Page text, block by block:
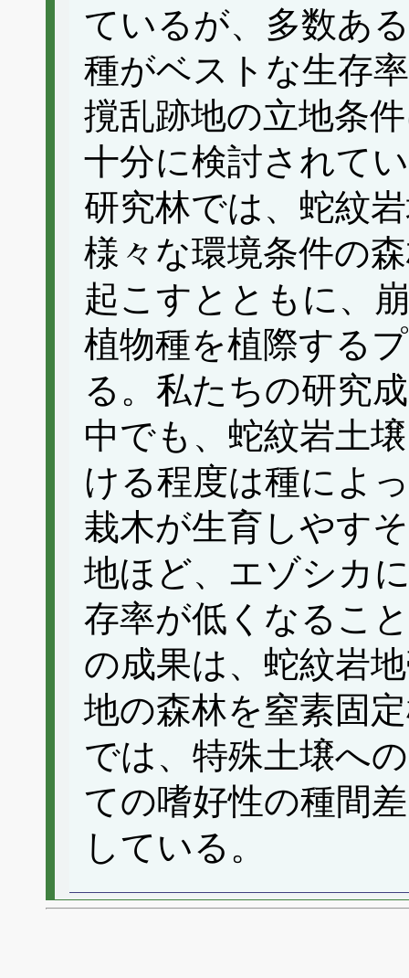
ているが、多数あ
種がベストな生存
撹乱跡地の立地条
十分に検討されて
研究林では、蛇紋
様々な環境条件の
起こすとともに、
植物種を植際する
る。私たちの研究
中でも、蛇紋岩土
ける程度は種によ
栽木が生育しやす
地ほど、エゾシカ
存率が低くなるこ
の成果は、蛇紋岩
地の森林を窒素固
では、特殊土壌へ
ての嗜好性の種間
している。